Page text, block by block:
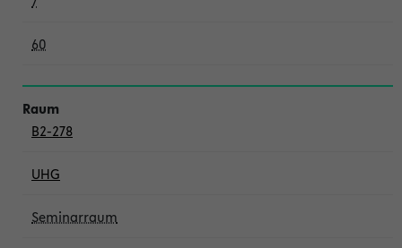
60
B2-278
UHG
Seminarraum